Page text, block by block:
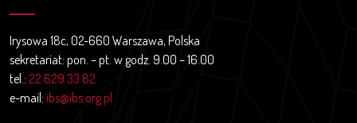
Irysowa 18c, 02-660 Warszawa, Polska
sekretariat: pon. – pt. w godz. 9.00 – 16.00
tel.: 22 629 33 82
e-mail: ibs@ibs.org.pl